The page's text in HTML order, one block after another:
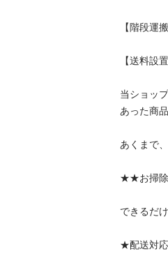
【階段運
【送料設
当ショッ
あった商
あくまで
★★お掃
できるだ
★配送対